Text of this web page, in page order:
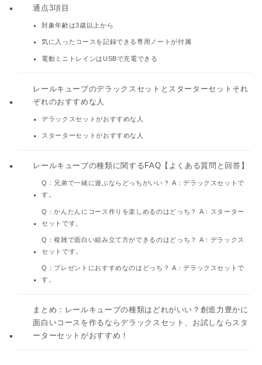
通点3項目
対象年齢は3歳以上から
気に入ったコースを記録できる専用ノートが付属
電動ミニトレインはUSBで充電できる
レールキューブのデラックスセットとスターターセットそれ
ぞれのおすすめな人
デラックスセットがおすすめな人
スターターセットがおすすめな人
レールキューブの種類に関するFAQ【よくある質問と回答】
Q：兄弟で一緒に遊ぶならどっちがいい？ A：デラックスセットで
す。
Q：かんたんにコース作りを楽しめるのはどっち？ A：スターター
セットです。
Q：複雑で面白い組み立て方ができるのはどっち？ A：デラックス
セットです。
Q：プレゼントにおすすめなのはどっち？ A：デラックスセットで
す。
まとめ：レールキューブの種類はどれがいい？創造力豊かに
面白いコースを作るならデラックスセット、お試しならスタ
ーターセットがおすすめ！